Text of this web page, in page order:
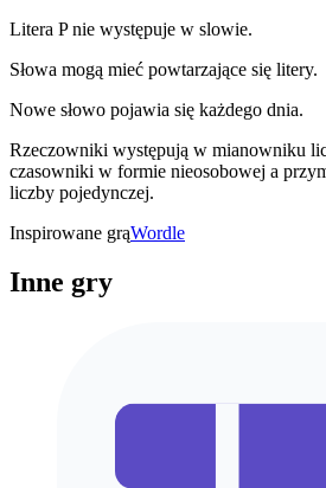
Litera P nie występuje w slowie.
Słowa mogą mieć powtarzające się litery.
Nowe słowo pojawia się każdego dnia.
Rzeczowniki występują w mianowniku
czasowniki w formie nieosobowej a
liczby pojedynczej.
Inspirowane grąWordle
Inne gry